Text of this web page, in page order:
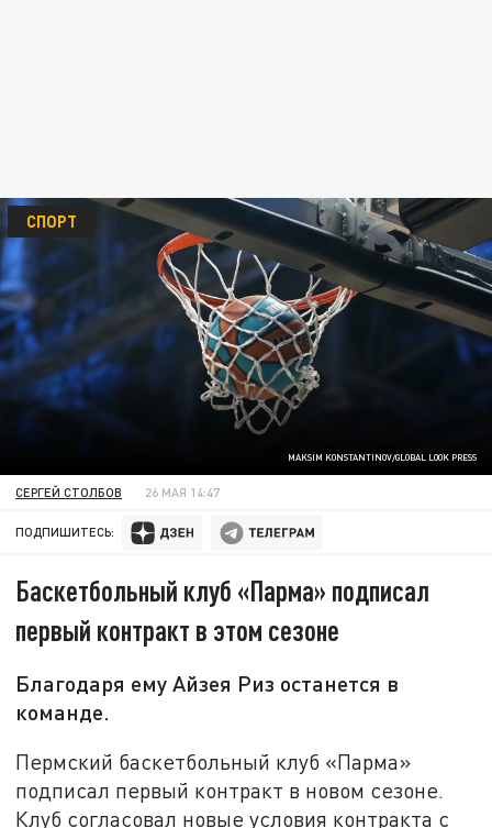
MAKSIM KONSTANTINOV/GLOBAL LOOK PRESS
СПОРТ
СЕРГЕЙ СТОЛБОВ 26 МАЯ 14:47
ПОДПИШИТЕСЬ:
Баскетбольный клуб «Парма» подписал
первый контракт в этом сезоне
Благодаря ему Айзея Риз останется в
команде.
Пермский баскетбольный клуб «Парма»
подписал первый контракт в новом сезоне.
Клуб согласовал новые условия контракта с